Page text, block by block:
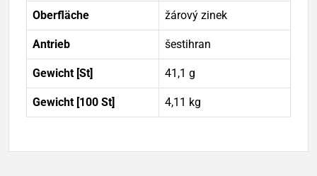
Oberfläche žárový zinek
Antrieb šestihran
Gewicht [St] 41,1 g
Gewicht [100 St] 4,11 kg